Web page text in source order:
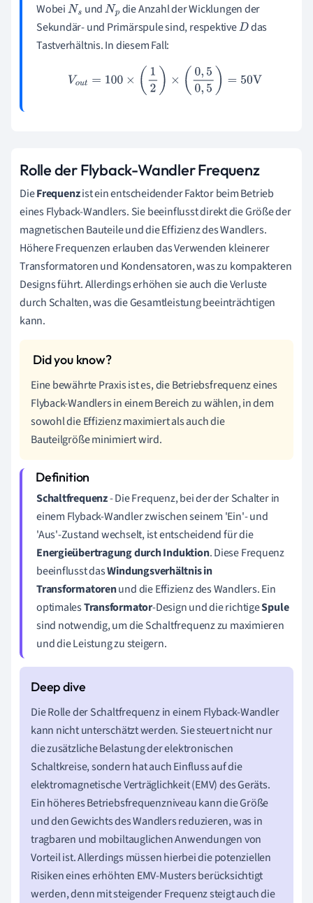
WobeiNs undNp die Anzahl der Wicklungen der
Sekundär- und Primärspule sind, respektiveD das
Tastverhältnis. In diesem Fall:
Vout=100 (1 2) ×(0 5 0,5) = 50 V
Rolle der Flyback-Wandler Frequenz
DieFrequenzist ein entscheidender Faktor beim Betrieb
eines Flyback-Wandlers. Sie beeinflusst direkt die Größe der
magnetischen Bauteile und die Effizienz des Wandlers.
Höhere Frequenzen erlauben das Verwenden kleinerer
Transformatoren und Kondensatoren, was zu kompakteren
Designs führt. Allerdings erhöhen sie auch die Verluste
durch Schalten, was die Gesamtleistung beeinträchtigen
kann.
Eine bewährte Praxis ist es, die Betriebsfrequenz eines
Flyback-Wandlers in einem Bereich zu wählen, in dem
sowohl die Effizienz maximiert als auch die
Bauteilgröße minimiert wird.
Schaltfrequenz- Die Frequenz, bei der der Schalter in
einem Flyback-Wandler zwischen seinem 'Ein'- und
'Aus'-Zustand wechselt, ist entscheidend für die
Energieübertragung durch Induktion. Diese Frequenz
beeinflusst dasWindungsverhältnis in
Transformatorenund die Effizienz des Wandlers. Ein
optimalesTransformator-Design und die richtigeSpule
sind notwendig, um die Schaltfrequenz zu maximieren
und die Leistung zu steigern.
Die Rolle der Schaltfrequenz in einem Flyback-Wandler
kann nicht unterschätzt werden. Sie steuert nicht nur
die zusätzliche Belastung der elektronischen
Schaltkreise, sondern hat auch Einfluss auf die
elektromagnetische Verträglichkeit (EMV) des Geräts.
Ein höheres Betriebsfrequenzniveau kann die Größe
und den Gewichts des Wandlers reduzieren, was in
tragbaren und mobiltauglichen Anwendungen von
Vorteil ist. Allerdings müssen hierbei die potenziellen
Risiken eines erhöhten EMV-Musters berücksichtigt
werden, denn mit steigender Frequenz steigt auch die